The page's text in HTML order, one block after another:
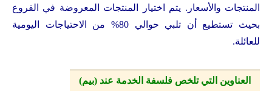
المنتجات والأسعار. يتم اختيار المنتجات المعروضة في الفروع
بحيث تستطيع أن تلبي حوالي 80% من الاحتياجات اليومية
للعائلة.
العناوين التي تلخص فلسفة الخدمة عند (بيم)